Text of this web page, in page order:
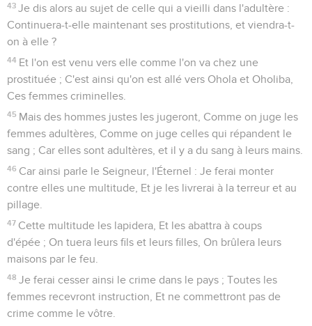
43 Je dis alors au sujet de celle qui a vieilli dans l'adultère :
Continuera-t-elle maintenant ses prostitutions, et viendra-t-
on à elle ?
44 Et l'on est venu vers elle comme l'on va chez une
prostituée ; C'est ainsi qu'on est allé vers Ohola et Oholiba,
Ces femmes criminelles.
45 Mais des hommes justes les jugeront, Comme on juge les
femmes adultères, Comme on juge celles qui répandent le
sang ; Car elles sont adultères, et il y a du sang à leurs mains.
46 Car ainsi parle le Seigneur, l'Éternel : Je ferai monter
contre elles une multitude, Et je les livrerai à la terreur et au
pillage.
47 Cette multitude les lapidera, Et les abattra à coups
d'épée ; On tuera leurs fils et leurs filles, On brûlera leurs
maisons par le feu.
48 Je ferai cesser ainsi le crime dans le pays ; Toutes les
femmes recevront instruction, Et ne commettront pas de
crime comme le vôtre.